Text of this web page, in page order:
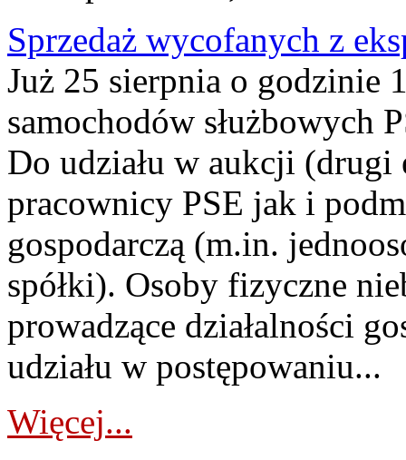
Sprzedaż wycofanych z
Już 25 sierpnia o godzinie
samochodów służbowych
Do udziału w aukcji (drugi
pracownicy PSE jak i
gospodarczą (m.in.
spółki). Osoby fizyczne
prowadzące działalności
udziału w postępowaniu...
Więcej...